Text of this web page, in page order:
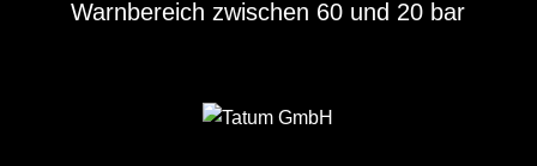
Warnbereich zwischen 60 und 20 bar